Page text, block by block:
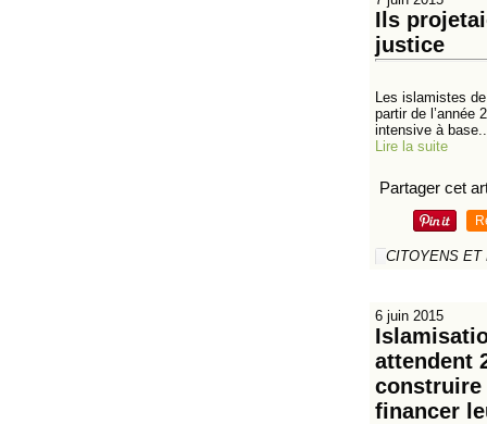
Ils
justice
Les islamistes
partir de l’année
intensive à
Lire la suite
Partager cet
CITOYENS ET
6 juin 2015
attendent
construire
financer